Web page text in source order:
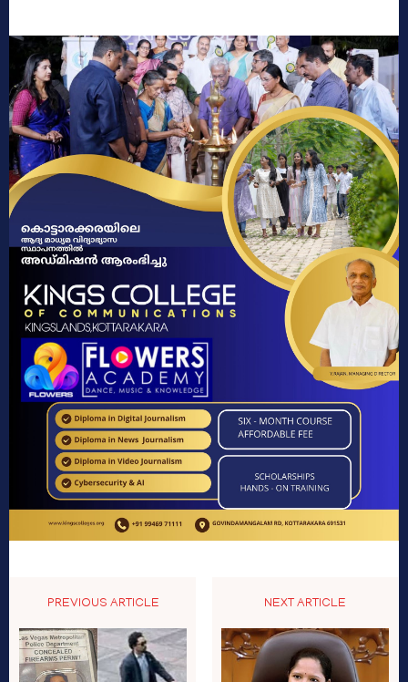
PREVIOUS ARTICLE NEXT ARTICLE